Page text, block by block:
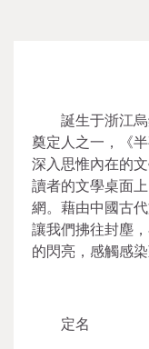
誕生于浙江
奠定人之一，《
深入思惟內在的
讀者的文學桌面
網。藉由中國古
讓我們拂往封塵
的閃亮，感觸感
定名